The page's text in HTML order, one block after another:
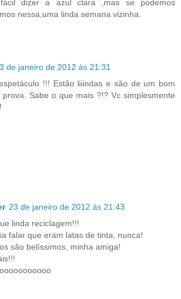
dizer a azul clara ,mas se podemos
nessa,uma linda semana vizinha.
de janeiro de 2012 às 21:31
!!! Estão liiindas e são de um bom
Sabe o que mais ?!? Vc simplesmente
23 de janeiro de 2012 às 21:43
linda reciclagem!!!
falar que eram latas de tinta, nunca!
são belíssimos, minha amiga!